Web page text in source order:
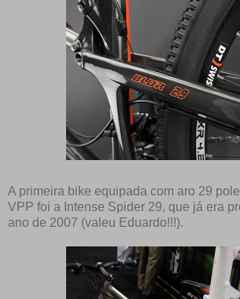
A primeira bike equipada com aro 29
VPP foi a Intense Spider 29, que já era
ano de 2007 (valeu Eduardo!!!).